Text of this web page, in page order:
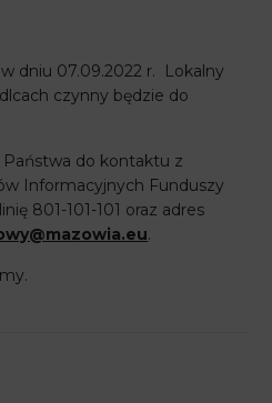
dniu 07.09.2022 r. Lokalny
czynny będzie do
do kontaktu z
Informacyjnych Funduszy
801-101-101 oraz adres
.